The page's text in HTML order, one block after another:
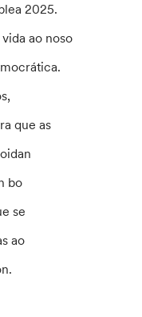
2025.
ao noso
que as
bo
se
ao